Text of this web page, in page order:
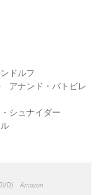
ドルフ
ナンド・バトビレ
シュナイダー
Amazon